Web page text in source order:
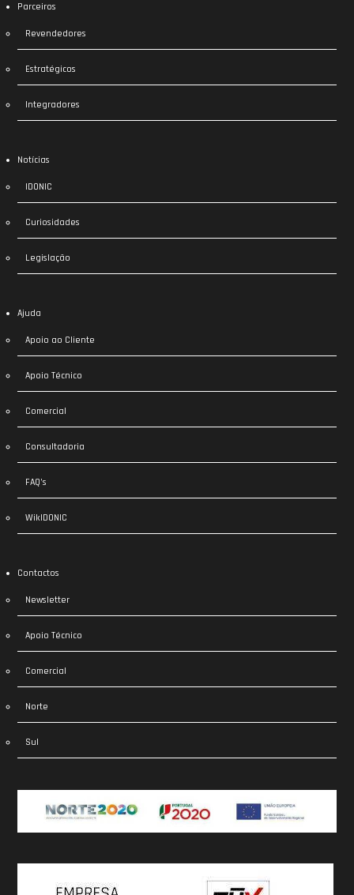
Parceiros
Revendedores
Estratégicos
Integradores
Notícias
IDONIC
Curiosidades
Legislação
Ajuda
Apoio ao Cliente
Apoio Técnico
Comercial
Consultadoria
FAQ’s
WikIDONIC
Contactos
Newsletter
Apoio Técnico
Comercial
Norte
Sul